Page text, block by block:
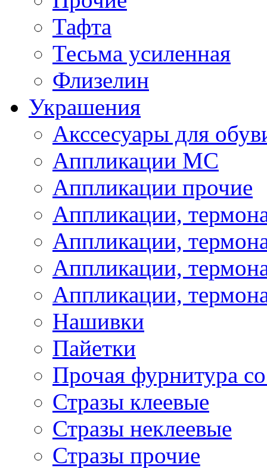
Тафта
Тесьма усиленная
Флизелин
Украшения
Акссесуары для
Аппликации МС
Аппликации прочие
Аппликации,
Аппликации,
Аппликации,
Аппликации,
Нашивки
Пайетки
Прочая фурнитура
Стразы клеевые
Стразы неклеевые
Стразы прочие